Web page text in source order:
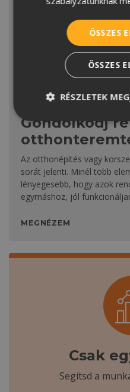
ÉPÍTÉS
Gondolkodj
Az otthonépítés vagy
sorát jelenti. Minél több
lényegesebb, hogy azok
egymáshoz, jól
MEGNÉZEM
Csak
Segítsd a
ÖSSZES
ÖSSZES
RÉSZLETEK